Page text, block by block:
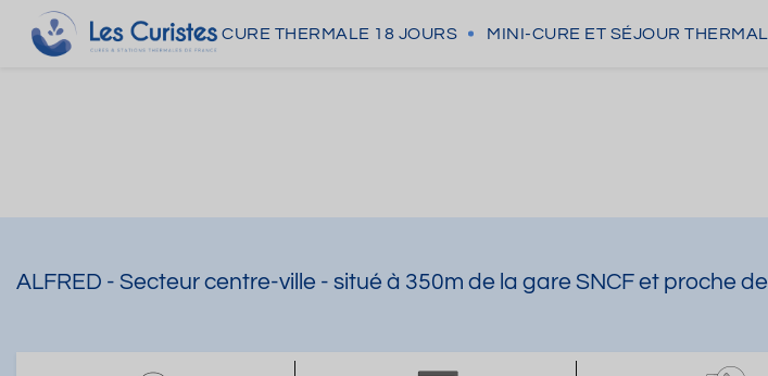
CURE THERMALE 18 JOURS MINI-CURE ET SÉJOUR THERMAL
ALFRED - Secteur centre-ville - situé à 350m de la gare SNCF et proche